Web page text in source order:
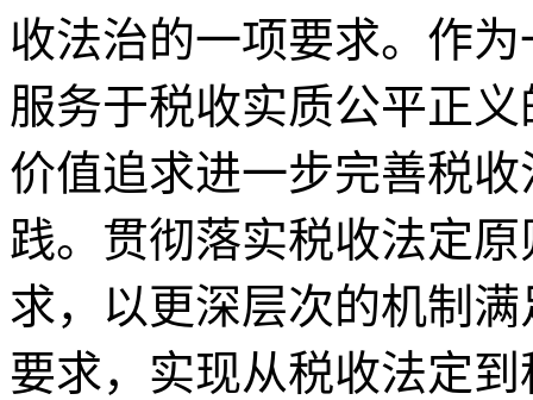
收法治的一项要求。作
服务于税收实质公平正
价值追求进一步完善税
践。贯彻落实税收法定
求，以更深层次的机制
要求，实现从税收法定